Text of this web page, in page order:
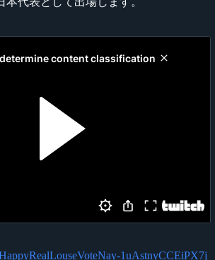
1uAstnyCCEiPX7j